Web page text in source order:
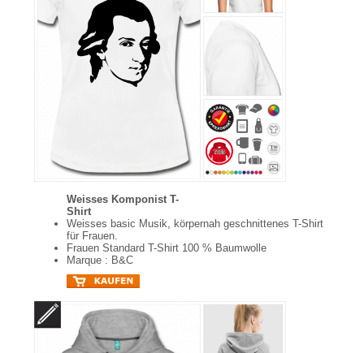
Weisses Komponist T-
Shirt
Weisses basic Musik, körpernah geschnittenes T-Shirt
für Frauen.
Frauen Standard T-Shirt 100 % Baumwolle
Marque : B&C